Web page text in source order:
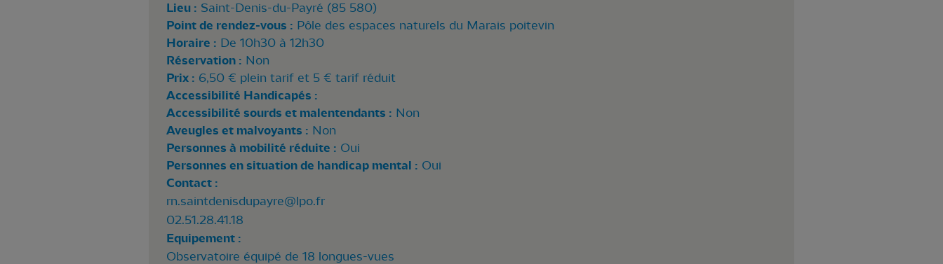
Lieu : Saint-Denis-du-Payré (85 580)
Point de rendez-vous : Pôle des espaces naturels du Marais poitevin
Horaire : De 10h30 à 12h30
Réservation : Non
Prix : 6,50 € plein tarif et 5 € tarif réduit
Accessibilité Handicapés :
Accessibilité sourds et malentendants : Non
Aveugles et malvoyants : Non
Personnes à mobilité réduite : Oui
Personnes en situation de handicap mental : Oui
Contact :
rn.saintdenisdupayre@lpo.fr
02.51.28.41.18
Equipement :
Observatoire équipé de 18 longues-vues